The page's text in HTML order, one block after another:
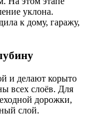
уклона.
к дому, гаражу,
и делают корыто
всех слоёв. Для
дорожки,
слой.